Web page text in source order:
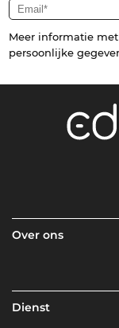
Meer informatie
persoonlijke
Over ons
Dienst